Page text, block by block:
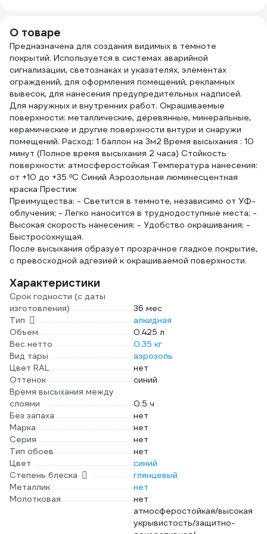
О товаре
Предназначена для создания видимых в темноте
покрытий. Используется в системах аварийной
сигнализации, светознаках и указателях, элементах
ограждений, для оформления помещений, рекламных
вывесок, для нанесения предупредительных надписей.
Для наружных и внутренних работ. Окрашиваемые
поверхности: металлические, деревянные, минеральные,
керамические и другие поверхности внтури и снаружи
помещений. Расход: 1 баллон на 3м2 Время высыхания : 10
минут (Полное время высыхания 2 часа) Стойкость
поверхности: атмосферостойкая Температура нанесения:
от +10 до +35 ºС Синий Аэрозольная люминесцентная
краска Престиж
Преимущества: - Светится в темноте, независимо от УФ-
облучения; - Легко наносится в труднодоступные места; -
Высокая скорость нанесения; - Удобство окрашивания; -
Быстросохнущая.
После высыхания образует прозрачное гладкое покрытие,
с превосходной адгезией к окрашиваемой поверхности.
Характеристики
Срок годности (с даты
изготовления)
36 мес
Тип
алкидная
Объем
0.425 л
Вес нетто
0.35 кг
Вид тары
аэрозоль
Цвет RAL
нет
Оттенок
синий
Время высыхания между
слоями
0.5 ч
Без запаха
нет
Марка
нет
Серия
нет
Тип обоев
нет
Цвет
синий
Степень блеска
глянцевый
Металлик
нет
Молотковая
нет
атмосферостойкая/высокая
укрывистость/защитно-